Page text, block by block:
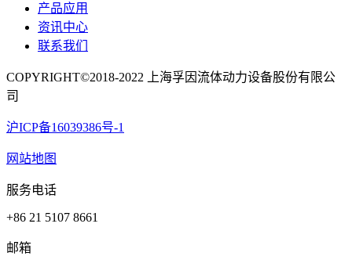
产品应用
资讯中心
联系我们
COPYRIGHT©2018-2022 上海孚因流体动力设备股份有限公
司
沪ICP备16039386号-1
网站地图
服务电话
+86 21 5107 8661
邮箱